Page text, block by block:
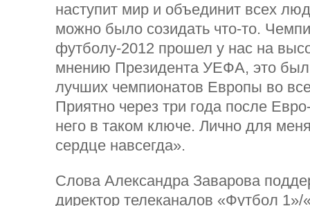
наступит мир и объединит всех
можно было созидать что-то.
футболу-2012 прошел у нас на
мнению Президента УЕФА, это
лучших чемпионатов Европы во
Приятно через три года после
него в таком ключе. Лично для
сердце навсегда».
Слова Александра Заварова
директор телеканалов «Футбол